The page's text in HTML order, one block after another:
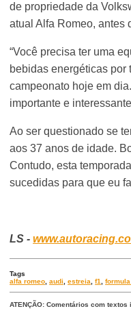
de propriedade da
atual Alfa Romeo, antes
“Você precisa ter uma
bebidas energéticas por
campeonato hoje em
importante e
Ao ser questionado se
aos 37 anos de idade.
Contudo, esta
sucedidas para que eu
LS -
Tags
alfa romeo ,audi ,estreia ,f1 ,formula
ATENÇÃO: Comentários com